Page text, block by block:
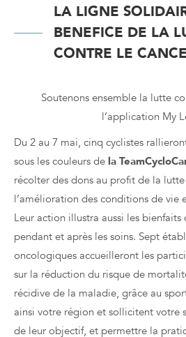
LA LIGNE
BENEFICE DE LA
CONTRE LE
Soutenons ensemble la lutte
l’application My
Du 2 au 7 mai, cinq cyclistes
sous les couleurs de la
récolter des dons au profit de la
l’amélioration des conditions de vie
Leur action illustra aussi les
pendant et après les soins. Sept
oncologiques accueilleront les
sur la réduction du risque de
récidive de la maladie, grâce au
ainsi votre région et sollicitent votre
de leur objectif, et permettre la